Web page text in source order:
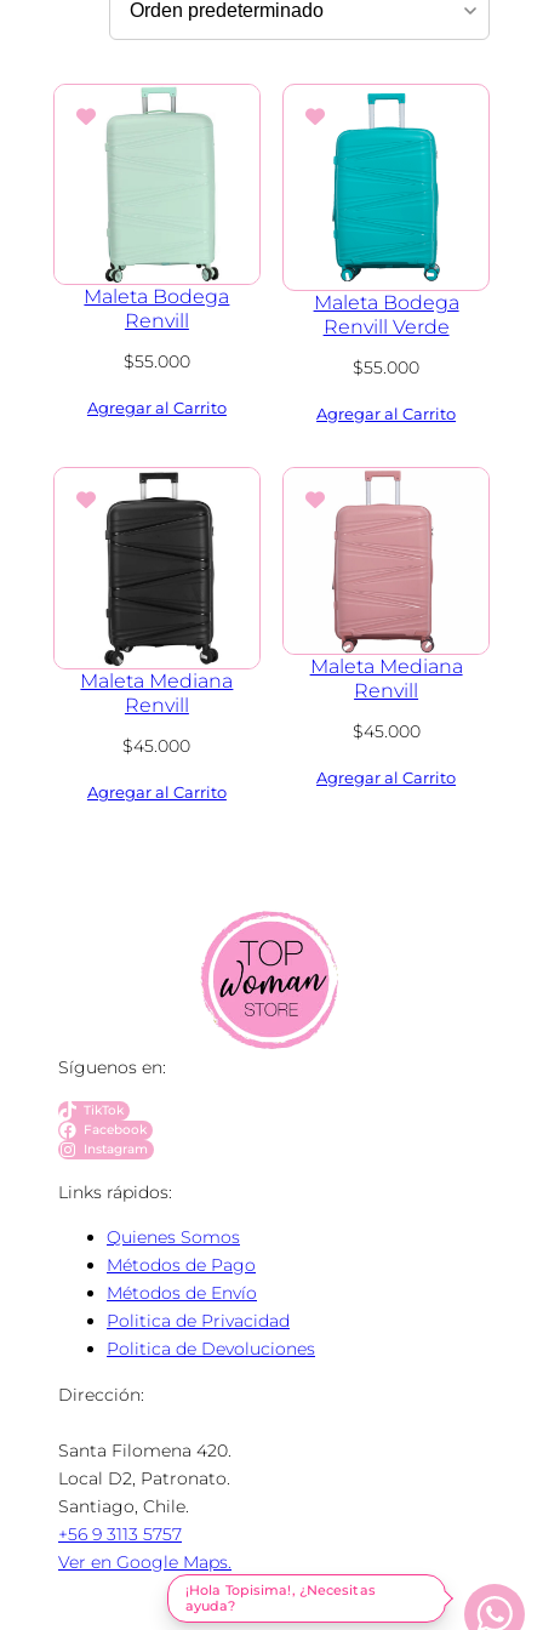
Maleta Bodega
Renvill
$55.000
Maleta Bodega
Renvill Verde
$55.000
Maleta Mediana
Renvill
$45.000
Maleta Mediana
Renvill
$45.000
Síguenos en:
TikTok
Facebook
Instagram
Links rápidos:
Quienes Somos
Métodos de Pago
Métodos de Envío
Politica de Privacidad
Politica de Devoluciones
Dirección:
Santa Filomena 420.
Local D2, Patronato.
Santiago, Chile.
+56 9 3113 5757
Ver en Google Maps.